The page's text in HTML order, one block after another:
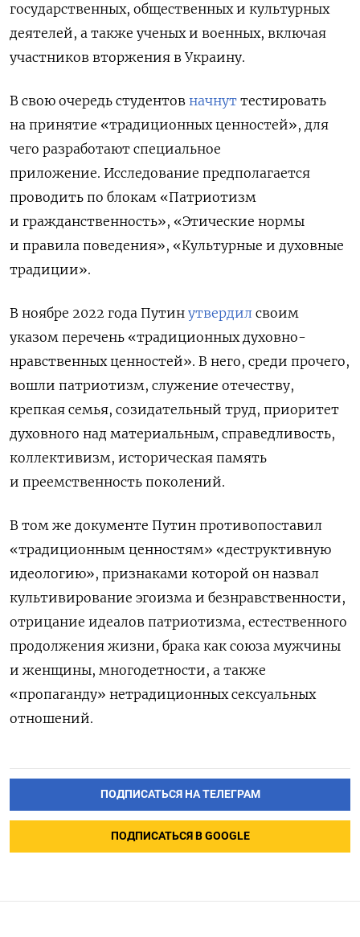
государственных, общественных и культурных
деятелей, а также ученых и военных, включая
участников вторжения в Украину.
В свою очередь студентов начнут тестировать
на принятие «традиционных ценностей», для
чего разработают специальное
приложение. Исследование предполагается
проводить по блокам «Патриотизм
и гражданственность», «Этические нормы
и правила поведения», «Культурные и духовные
традиции».
В ноябре 2022 года Путин утвердил своим
указом перечень «традиционных духовно-
нравственных ценностей». В него, среди прочего,
вошли патриотизм, служение отечеству,
крепкая семья, созидательный труд, приоритет
духовного над материальным, справедливость,
коллективизм, историческая память
и преемственность поколений.
В том же документе Путин противопоставил
«традиционным ценностям» «деструктивную
идеологию», признаками которой он назвал
культивирование эгоизма и безнравственности,
отрицание идеалов патриотизма, естественного
продолжения жизни, брака как союза мужчины
и женщины, многодетности, а также
«пропаганду» нетрадиционных сексуальных
отношений.
ПОДПИСАТЬСЯ НА ТЕЛЕГРАМ
ПОДПИСАТЬСЯ В GOOGLE